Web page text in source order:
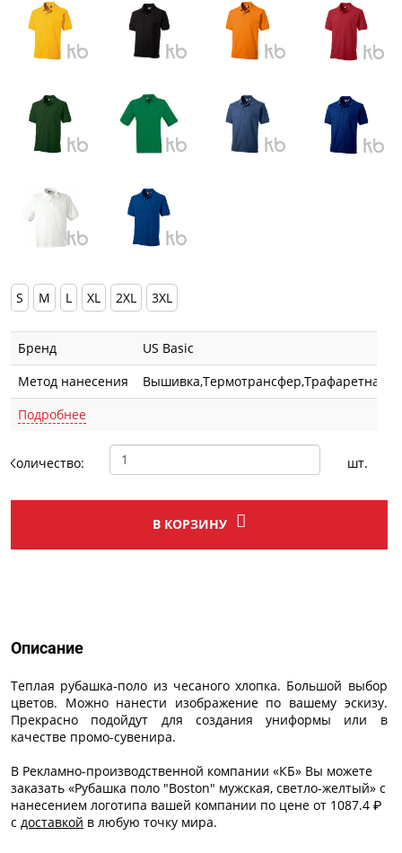
S M L XL 2XL 3XL
Бренд
US Basic
Метод нанесения
Вышивка,Термотрансфер,Трафаретная
Подробнее
Количество: шт.
В КОРЗИНУ
Описание
Теплая рубашка-поло из чесаного хлопка. Большой выбор
цветов. Можно нанести изображение по вашему эскизу.
Прекрасно подойдут для создания униформы или в
качестве промо-сувенира.
В Рекламно-производственной компании «КБ» Вы можете
заказать «Рубашка поло "Boston" мужская, светло-желтый» с
нанесением логотипа вашей компании по цене от 1087.4 ₽
с доставкой в любую точку мира.